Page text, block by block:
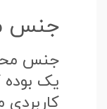
جنس
جنس
یک بوده